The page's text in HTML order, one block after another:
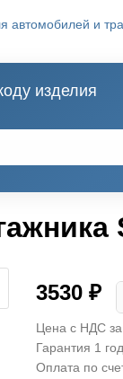
автомобилей и
изделия
3530 ₽
Цена с НДС за
Гарантия 1
Оплата по